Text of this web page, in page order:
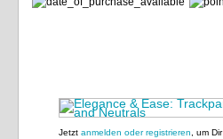
Jetzt anmelden oder registrieren , um Dir